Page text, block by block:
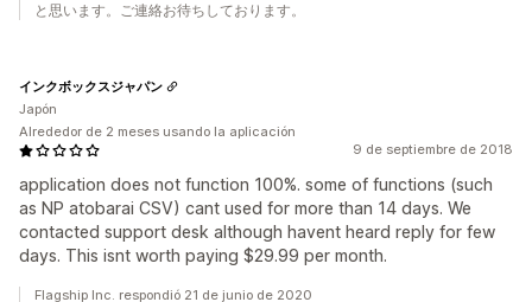
と思います。ご連絡お待ちしております。
9 de septiembre de 2018
application does not function 100%. some of functions (such
as NP atobarai CSV) cant used for more than 14 days. We
contacted support desk although havent heard reply for few
days. This isnt worth paying $29.99 per month.
インクボックスジャパン
Japón
Alrededor de 2 meses usando la aplicación
Flagship Inc. respondió 21 de junio de 2020